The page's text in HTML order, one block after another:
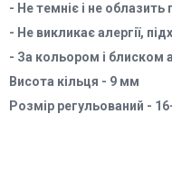
- Не темніє і не
- Не викликає алергії,
- За кольором і блиском
Висота кільця - 9 мм
Розмір регульований -